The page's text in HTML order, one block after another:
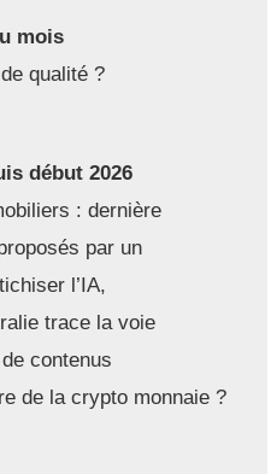
mois
qualité ?
début 2026
: dernière
par un
l’IA,
trace la voie
contenus
de la crypto monnaie ?